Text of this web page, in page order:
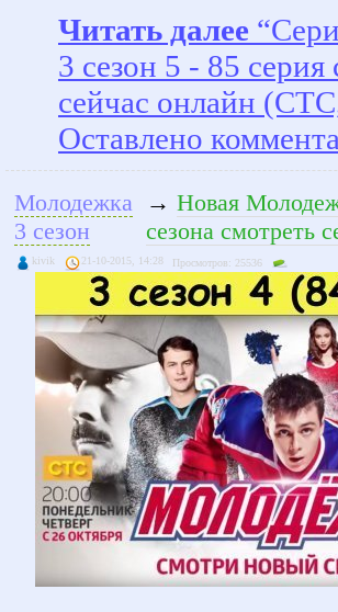
Читать далее
3 сезон 5 - 85 серия
сейчас онлайн
Оставлено
Молодежка
3 сезон
→ Новая
сезона смотреть
kivik 21-10-2015, 14:28 Просмотров: 25536